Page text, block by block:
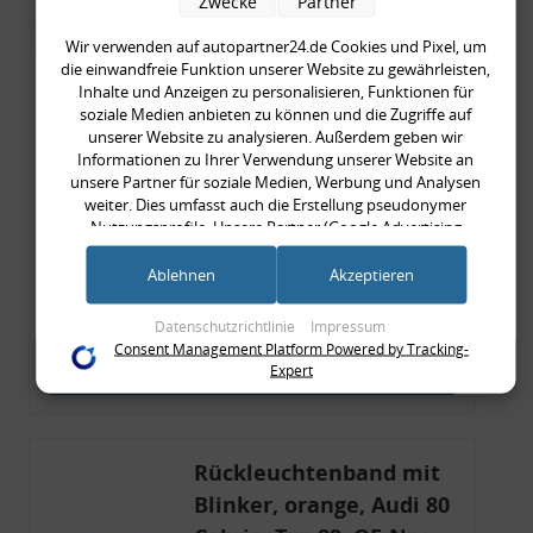
Rückleuchtenband mit
Blinker, rot, US-Ecken,
Audi 80 Cabrio, Typ 89,
OE-Nr.: 8G0945225 +
8G0945225C
999,99 €
inkl. gesetzl. MwSt., zzgl.Versandkosten
Merkzettel
Zum Artikel
Rückleuchtenband mit
Blinker, orange, Audi 80
Wir verwenden auf autopartner24.de Cookies und Pixel, um
die einwandfreie Funktion unserer Website zu gewährleisten,
Inhalte und Anzeigen zu personalisieren, Funktionen für
soziale Medien anbieten zu können und die Zugriffe auf
unserer Website zu analysieren. Außerdem geben wir
Informationen zu Ihrer Verwendung unserer Website an
unsere Partner für soziale Medien, Werbung und Analysen
weiter. Dies umfasst auch die Erstellung pseudonymer
Nutzungsprofile. Unsere Partner (Google Advertising
Products) führen diese Informationen möglicherweise mit
weiteren Daten zusammen, die Sie ihnen bereitgestellt haben
im Rahmen Ihrer Nutzung der Dienste gesammelt haben
(bspw. Nutzungsdaten anderer Geräte). Ihre Einwilligung zur
Nutzung von Cookies und Pixeln können Sie jederzeit
widerrufen, indem Sie auf den Datenschutz-Button links
Zwecke der Datenverarbeitung durch unsere Partner:
Speichern von oder Zugriff auf Informationen auf einem Endgerät
Verwendung reduzierter Daten zur Auswahl von Werbeanzeigen
Datenschutzrichtlinie Impressum
Ablehnen Akzeptieren
Consent Management Platform Powered by Tracking-
Expert